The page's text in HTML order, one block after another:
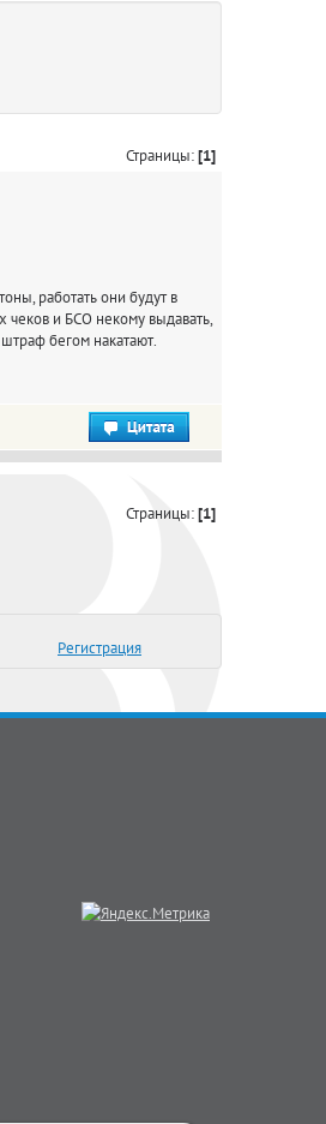
Страницы:[1]
работать они будут в
чеков и БСО некому выдавать,
бегом накатают.
Страницы:[1]
Регистрация